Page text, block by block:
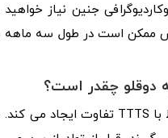
جنین نیاز
ممکن است در طول سه ماهه
دوقلو چقدر است؟